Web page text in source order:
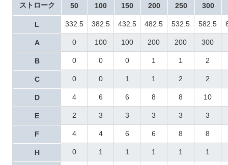
ストローク 50 100 150 200 250 300
L 332.5 382.5 432.5 482.5 532.5 582.5
A 0 100 100 200 200 300
B 0 0 0 1 1 2
C 0 0 1 1 2 2
D 4 6 6 8 8 10
E 2 3 3 3 3 3
F 4 4 6 6 8 8
H 0 1 1 1 1 1